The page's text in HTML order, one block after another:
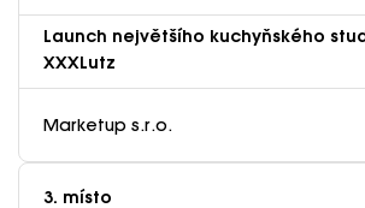
Launch největšího kuchyňského
XXXLutz
Marketup s.r.o.
3. místo